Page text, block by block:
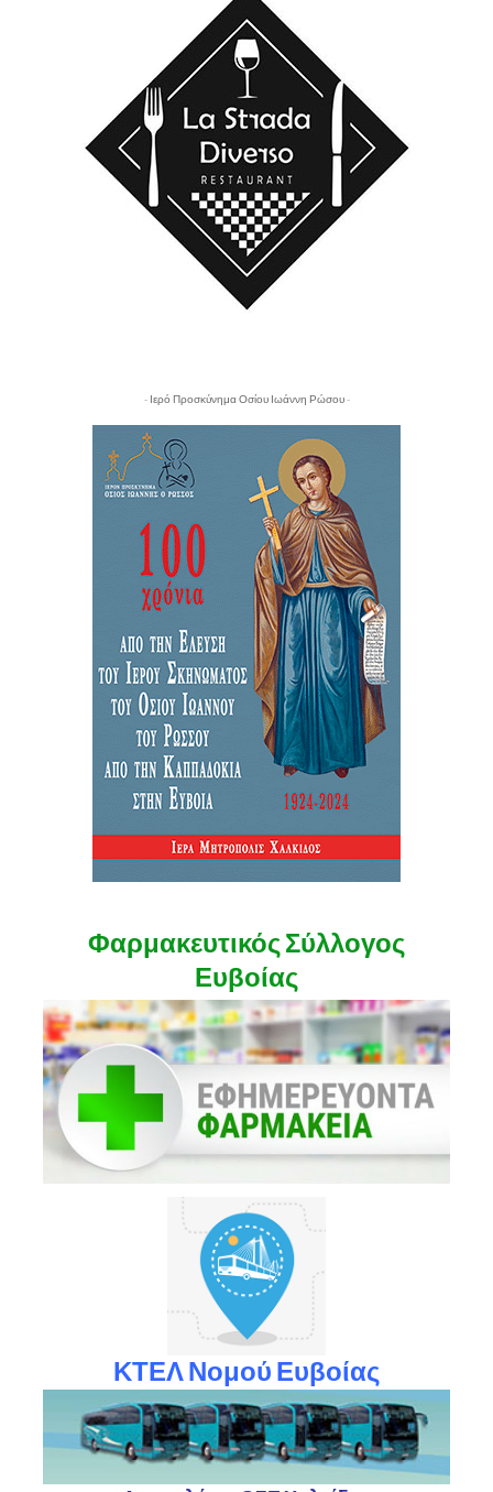
- Ιερό Προσκύνημα Οσίου Ιωάννη Ρώσου -
Φαρμακευτικός Σύλλογος
Ευβοίας
ΚΤΕΛ Νομού Ευβοίας